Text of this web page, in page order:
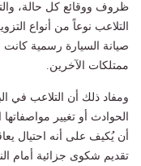
ظروف ووقائع كل حالة،
التلاعب نوعاً من أنواع
صيانة السيارة رسمية كانت
ممتلكات الآخرين.
ومفاد ذلك أن التلاعب في
الحوادث أو تغيير
أن يُكيف على أنه احتيال
تقديم شكوى جزائية أمام